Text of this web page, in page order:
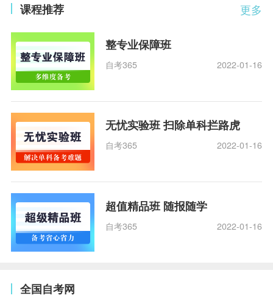
更多
课程推荐
整专业保障班
自考365 2022-01-16
无忧实验班 扫除单科拦路虎
自考365 2022-01-16
超值精品班 随报随学
自考365 2022-01-16
全国自考网